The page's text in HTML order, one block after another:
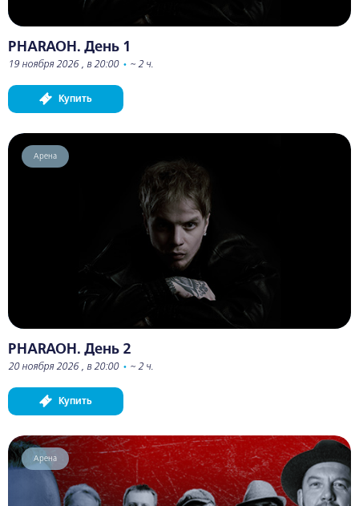
PHARAOH. День 1
19 ноября 2026 , в 20:00 • ~ 2 ч.
Купить
Арена
PHARAOH. День 2
20 ноября 2026 , в 20:00 • ~ 2 ч.
Купить
Арена